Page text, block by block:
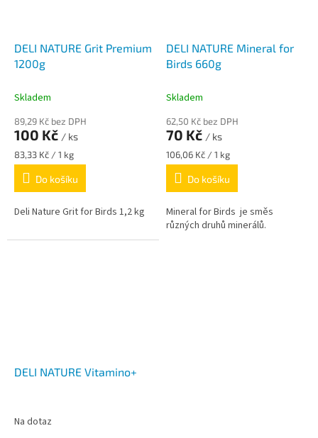
DELI NATURE Grit Premium
1200g
Skladem
89,29 Kč bez DPH
100 Kč / ks
Měrná
cena:
83,33 Kč / 1 kg
Do košíku
Deli Nature Grit for Birds 1,2 kg
DELI NATURE Mineral for
Birds 660g
Skladem
62,50 Kč bez DPH
70 Kč / ks
Měrná
cena:
106,06 Kč / 1 kg
Do košíku
Mineral for Birds je směs
různých druhů minerálů.
DELI NATURE Vitamino+
Na dotaz